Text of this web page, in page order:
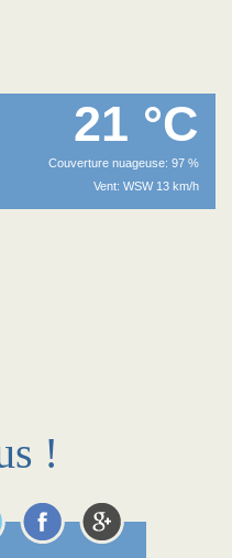
21 °C
Couverture nuageuse: 97 %
Vent: WSW 13 km/h
!